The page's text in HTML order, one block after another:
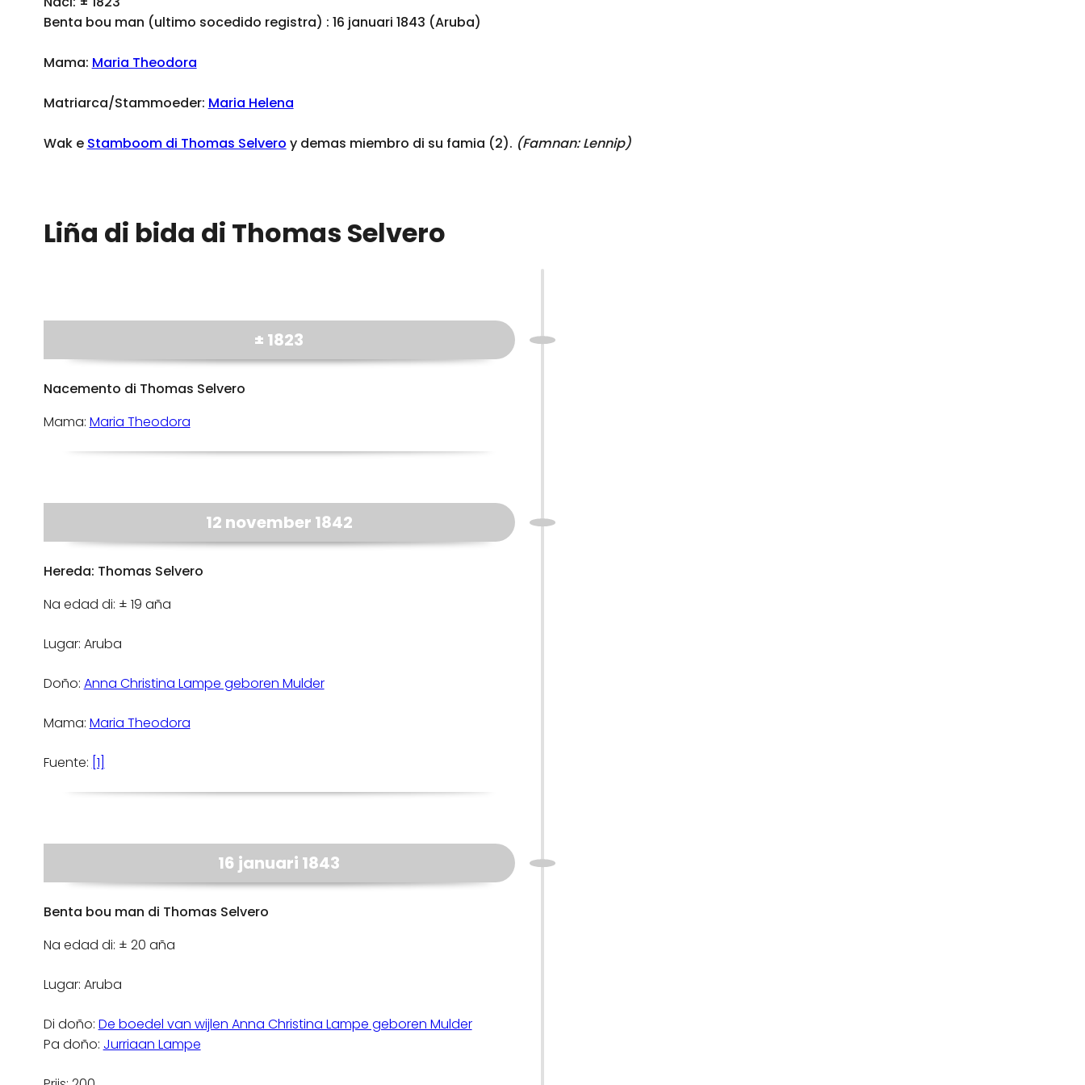
Benta bou man (ultimo socedido registra) : 16 januari 1843 (Aruba)
Mama: Maria Theodora
Matriarca/Stammoeder: Maria Helena
Wak e Stamboom di Thomas Selvero y demas miembro di su famia (2). (Famnan:Lennip)
Liña di bida di Thomas Selvero
± 1823
Nacemento di Thomas Selvero
Mama: Maria Theodora
12 november 1842
Hereda: Thomas Selvero
Na edad di: ± 19 aña
Lugar: Aruba
Doño: Anna Christina Lampe geboren Mulder
Mama: Maria Theodora
Fuente: [1]
16 januari 1843
Benta bou man di Thomas Selvero
Na edad di: ± 20 aña
Lugar: Aruba
Di doño: De boedel van wijlen Anna Christina Lampe geboren Mulder
Pa doño: Jurriaan Lampe